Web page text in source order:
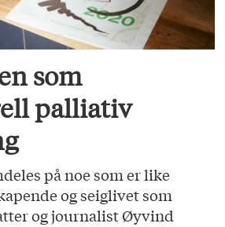
som
palliativ
på noe som er like
og seiglivet som
og journalist Øyvind